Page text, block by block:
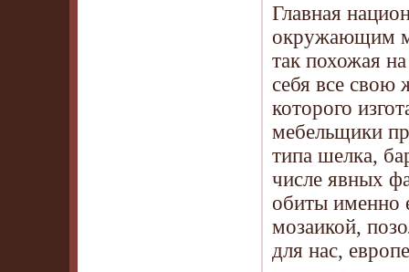
Главная
окружающим
так похожая
себя все свою
которого
мебельщики
типа шелка,
числе явных
обиты именно
мозаикой,
для нас,